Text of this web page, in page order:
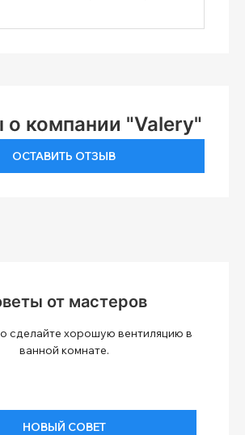
компании "Valery"
ОСТАВИТЬ ОТЗЫВ
от мастеров
сделайте хорошую вентиляцию в
ванной комнате.
НОВЫЙ СОВЕТ